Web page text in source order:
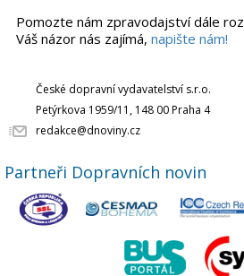
Pomozte nám zpravodajství dále
Váš názor nás zajímá, napište nám!
České dopravní vydavatelství s.r.o.
Petýrkova 1959/11, 148 00 Praha 4
redakce@dnoviny.cz
Partneři Dopravních novin